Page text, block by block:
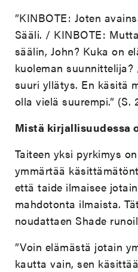
”KINBOTE: Joten
Sääli. / KINBOTE:
säälin, John? Kuka on
kuoleman
suuri yllätys. En käsitä
olla vielä suurempi.” (S.
Mistä kirjallisuudessa
Taiteen yksi pyrkimys
ymmärtää
että taide ilmaisee
mahdotonta ilmaista.
noudattaen Shade
”Voin elämästä jotain
kautta vain, sen